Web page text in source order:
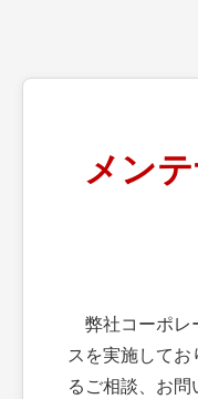
メン
弊社コーポレ
スを実施してお
るご相談、お